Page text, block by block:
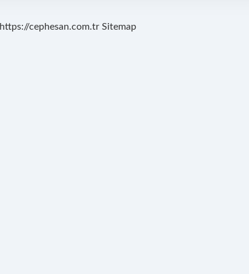
https://cephesan.com.tr Sitemap